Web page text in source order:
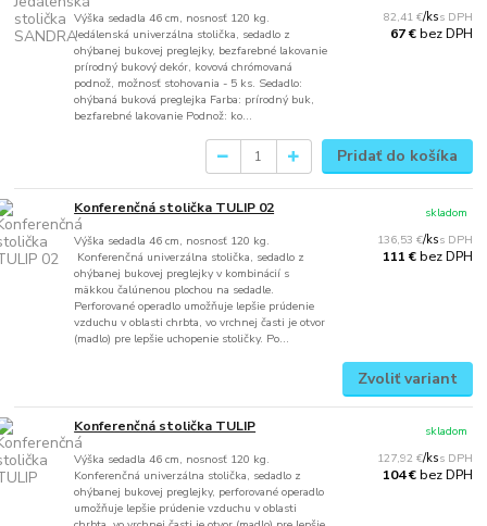
Výška sedadla 46 cm, nosnosť 120 kg.
Jedálenská univerzálna stolička, sedadlo z
ohýbanej bukovej preglejky, bezfarebné lakovanie
prírodný bukový dekór, kovová chrómovaná
podnož, možnosť stohovania - 5 ks. Sedadlo:
ohýbaná buková preglejka Farba: prírodný buk,
bezfarebné lakovanie Podnož: ko...
82,41 €/ks
67 €bez DPH
Pridať do košíka
Konferenčná stolička TULIP 02
Výška sedadla 46 cm, nosnosť 120 kg.
Konferenčná univerzálna stolička, sedadlo z
ohýbanej bukovej preglejky v kombinácií s
mäkkou čalúnenou plochou na sedadle.
Perforované operadlo umožňuje lepšie prúdenie
vzduchu v oblasti chrbta, vo vrchnej časti je otvor
(madlo) pre lepšie uchopenie stoličky. Po...
136,53 €/ks
111 €bez DPH
skladom
Zvoliť variant
Konferenčná stolička TULIP
Výška sedadla 46 cm, nosnosť 120 kg.
Konferenčná univerzálna stolička, sedadlo z
ohýbanej bukovej preglejky, perforované operadlo
umožňuje lepšie prúdenie vzduchu v oblasti
127,92 €/ks
104 €bez DPH
skladom